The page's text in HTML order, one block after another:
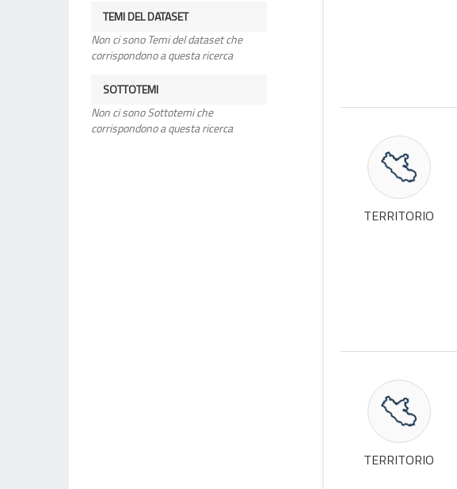
TEMI DEL DATASET
Non ci sono Temi del dataset che
corrispondono a questa ricerca
SOTTOTEMI
Non ci sono Sottotemi che
corrispondono a questa ricerca
TERRITORIO
TERRITORIO